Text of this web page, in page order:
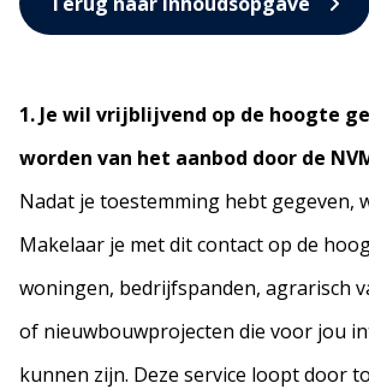
1. Je wil vrijblijvend op de hoogte
worden van het aanbod door de
Nadat je toestemming hebt gegeven,
Makelaar je met dit contact op de
woningen, bedrijfspanden, agrarisch
of nieuwbouwprojecten die voor jou
kunnen zijn. Deze service loopt door